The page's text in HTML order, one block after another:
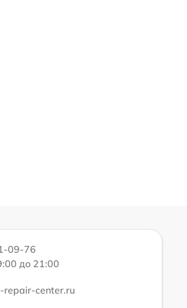
09-76
до 21:00
repair-center.ru